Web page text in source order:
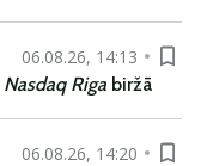
06.08.26, 14:13
Nasdaq Riga biržā
06.08.26, 14:20